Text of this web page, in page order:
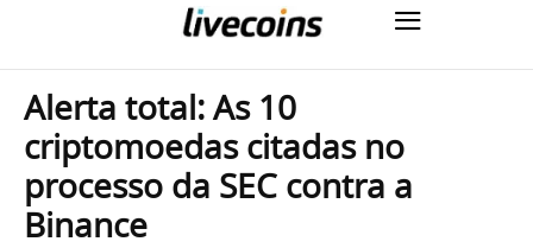
Alerta total: As 10
criptomoedas citadas no
processo da SEC contra a
Binance